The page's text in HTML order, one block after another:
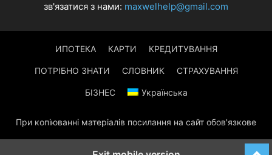
зв'язатися з нами: maxwelhelp@gmail.com
ИПОТЕКА КАРТИ КРЕДИТУВАННЯ
ПОТРІБНО ЗНАТИ СЛОВНИК СТРАХУВАННЯ
БІЗНЕС Українська
При копіюванні матеріалів посилання на сайт обов'язкове